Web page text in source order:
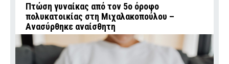
Πτώση γυναίκας από τον 5ο όροφο
πολυκατοικίας στη Μιχαλακοπούλου –
Ανασύρθηκε αναίσθητη